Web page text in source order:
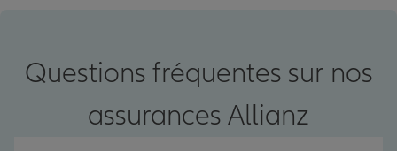
Questions fréquentes sur nos
assurances Allianz